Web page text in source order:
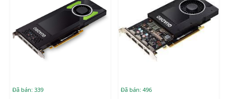
Đã bán: 339 Đã bán: 496